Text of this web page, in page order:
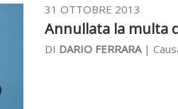
31 OTTOBRE 2013
Annullata la multa
DI DARIO FERRARA|